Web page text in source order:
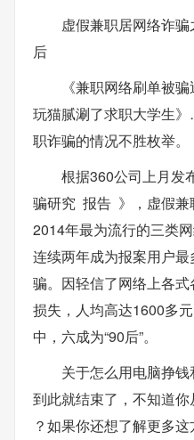
虚假兼职居网络诈
后
《兼职网络刷单被
玩猫腻涮了求职大学生
职诈骗的情况不胜枚举。
根据360公司上月发
骗研究 报告 》，虚假兼
2014年最为流行的三类
连续两年成为报案用户
骗。因轻信了网络上各
损失，人均高达1600多
中，六成为“90后”。
关于怎么用电脑挣
到此就结束了，不知道
？如果你还想了解更多